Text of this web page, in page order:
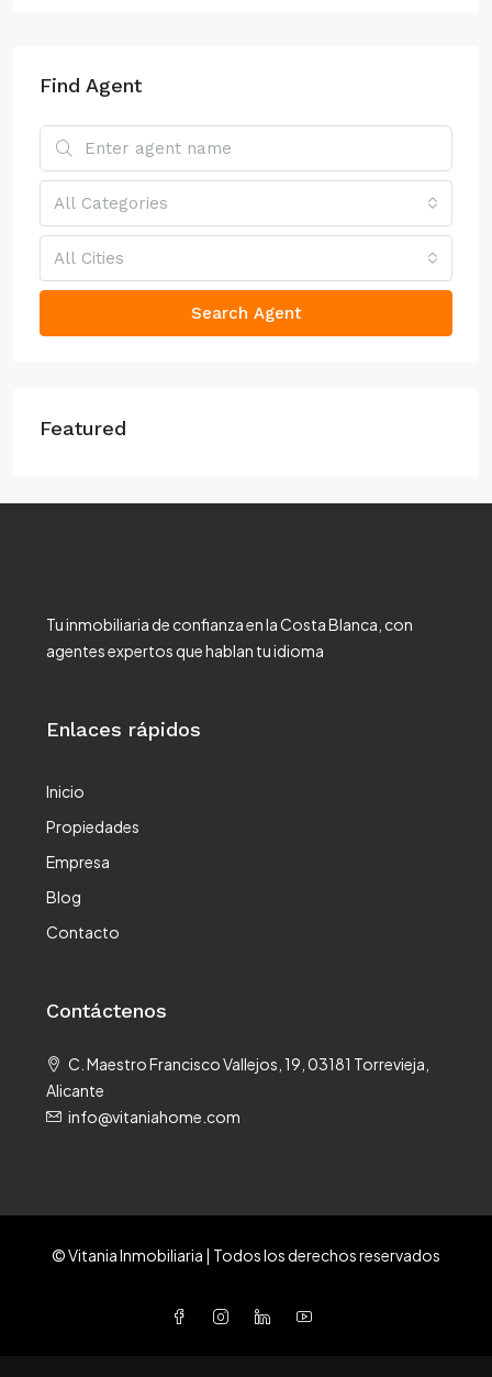
Find Agent
All Categories
All Cities
Search Agent
Featured
Tu inmobiliaria de confianza en la Costa Blanca, con
agentes expertos que hablan tu idioma
Enlaces rápidos
Inicio
Propiedades
Empresa
Blog
Contacto
Contáctenos
C. Maestro Francisco Vallejos, 19, 03181 Torrevieja,
Alicante
info@vitaniahome.com
© Vitania Inmobiliaria | Todos los derechos reservados